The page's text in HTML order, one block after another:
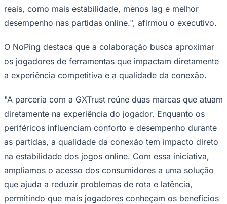
reais, como mais estabilidade, menos lag e melhor
desempenho nas partidas online.", afirmou o executivo.
O NoPing destaca que a colaboração busca aproximar
os jogadores de ferramentas que impactam diretamente
a experiência competitiva e a qualidade da conexão.
"A parceria com a GXTrust reúne duas marcas que atuam
diretamente na experiência do jogador. Enquanto os
periféricos influenciam conforto e desempenho durante
as partidas, a qualidade da conexão tem impacto direto
na estabilidade dos jogos online. Com essa iniciativa,
ampliamos o acesso dos consumidores a uma solução
que ajuda a reduzir problemas de rota e latência,
permitindo que mais jogadores conheçam os benefícios